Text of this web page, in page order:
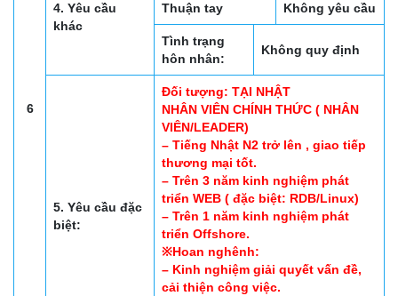
6
4. Yêu cầu
khác
Thuận tay Không yêu cầu
Tình trạng
hôn nhân:
Không quy định
5. Yêu cầu đặc
biệt:
Đối tượng: TẠI NHẬT
NHÂN VIÊN CHÍNH THỨC ( NHÂN
VIÊN/LEADER)
– Tiếng Nhật N2 trở lên , giao tiếp
thương mại tốt.
– Trên 3 năm kinh nghiệm phát
triển WEB ( đặc biệt: RDB/Linux)
– Trên 1 năm kinh nghiệm phát
triển Offshore.
※Hoan nghênh:
– Kinh nghiệm giải quyết vấn đề,
cải thiện công việc.